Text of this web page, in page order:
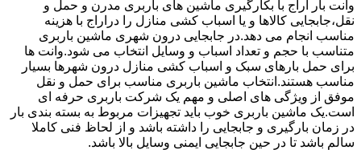
وانت بار اراج با بکارگیری ماشین های باربری مدرن و حمل و
نقل،جابجایی کالاها و یا اسباب کشی منازل را دراراج با هزینه
مناسب انجام می دهد.در جابجایی درون شهری ماشین باربری
متناسب با حجم و تعداد اسباب و وسایل انتخاب می شود.وانت ها
برای حمل بارهای سبک و اسباب کشی منازل درون شهرها بسیار
مناسب هستند.انتخاب ماشین باربری مناسب برای حمل و نقل
موفق از ویژگی های اصلی و مهم یک شرکت باربری حرفه ای
است.یک ماشین باربری خوب باید تجهیزات مربوط به بسته بندی بار
در زمان بارگیری و جابجایی را داشته باشد و از لحاظ فنی کاملا
سالم باشد تا در حین جابجایی ایمنی وسایل بالا باشد.